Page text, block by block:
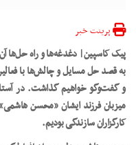
پرینت خبر
پیک کاسپین| دغدغه‌ها و راه حل‌ها
به قصد حل مسایل و چالش‌ها با
و گفت‌وگو خواهیم گذاشت. در
میزبان فرزند ایشان «محسن
کارگزاران سازندگی بودیم.